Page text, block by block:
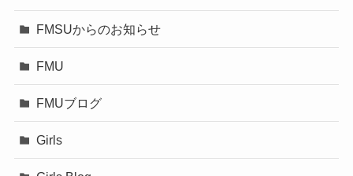
FMSUからのお知らせ
FMU
FMUブログ
Girls